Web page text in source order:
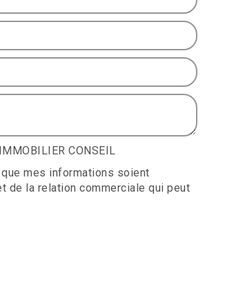
CONSEIL
mes informations soient
de la relation commerciale qui peut